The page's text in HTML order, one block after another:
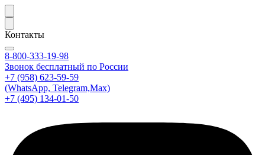
Контакты
8-800-333-19-98
Звонок бесплатный по России
+7 (958) 623-59-59
(WhatsApp, Telegram,Max)
+7 (495) 134-01-50